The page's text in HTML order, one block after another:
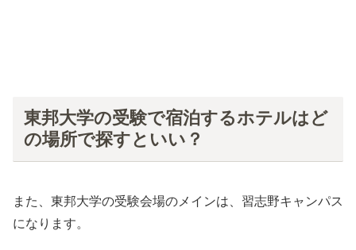
東邦大学の受験で宿泊するホテルはど
の場所で探すといい？
また、東邦大学の受験会場のメインは、習志野キャンパス
になります。